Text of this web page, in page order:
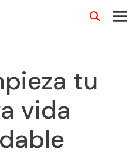
tu
vida